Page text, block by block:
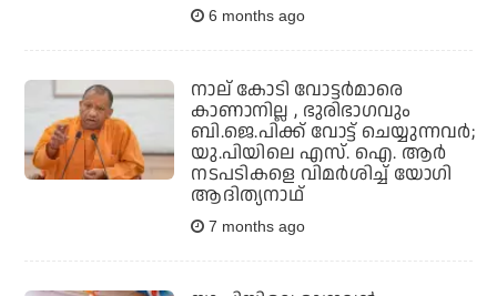
6 months ago
നാല് കോടി വോട്ടര്‍മാരെ
കാണാനില്ല , ഭുരിഭാഗവും
ബി.ജെ.പിക്ക് വോട്ട് ചെയ്യുന്നവര്‍;
യു.പിയിലെ എസ്. ഐ. ആര്‍
നടപടികളെ വിമര്‍ശിച്ച് യോഗി
ആദിത്യനാഥ്
7 months ago